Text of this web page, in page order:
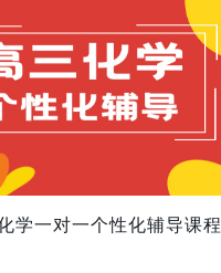
学一对一个性化辅导课程